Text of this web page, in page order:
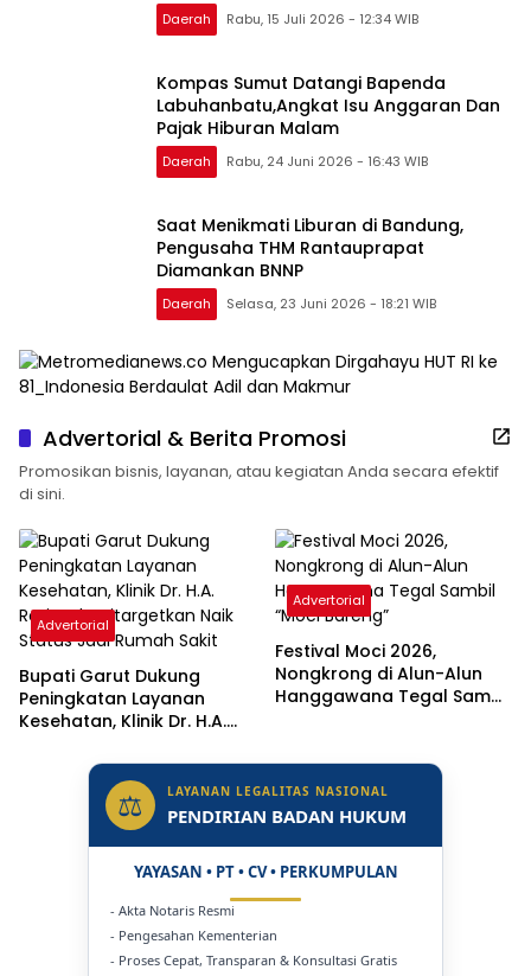
Daerah Rabu, 15 Juli 2026 - 12:34 WIB
Kompas Sumut Datangi Bapenda
Labuhanbatu,Angkat Isu Anggaran Dan
Pajak Hiburan Malam
Daerah Rabu, 24 Juni 2026 - 16:43 WIB
Saat Menikmati Liburan di Bandung,
Pengusaha THM Rantauprapat
Diamankan BNNP
Daerah Selasa, 23 Juni 2026 - 18:21 WIB
Advertorial & Berita Promosi
Promosikan bisnis, layanan, atau kegiatan Anda secara efektif
di sini.
Advertorial
Bupati Garut Dukung
Peningkatan Layanan
Kesehatan, Klinik Dr. H.A.
Status Jadi Rumah Sakit
Advertorial
Festival Moci 2026,
Nongkrong di Alun-Alun
Hanggawana Tegal Sambil
⚖ LAYANAN LEGALITAS NASIONAL
PENDIRIAN BADAN HUKUM
YAYASAN • PT • CV • PERKUMPULAN
- Akta Notaris Resmi
- Pengesahan Kementerian
- Proses Cepat, Transparan & Konsultasi Gratis